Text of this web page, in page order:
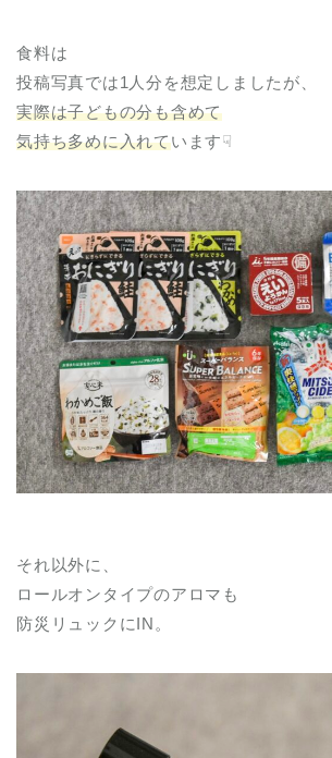
食料は
投稿写真では1人分を想定しましたが、
実際は子どもの分も含めて
気持ち多めに入れています☟
それ以外に、
ロールオンタイプのアロマも
防災リュックにIN。